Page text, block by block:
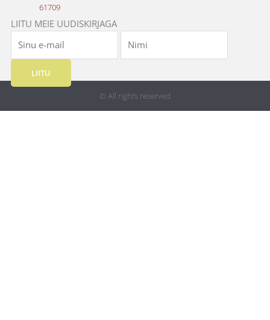
61709
LIITU MEIE UUDISKIRJAGA
LIITU
© All rights reserved